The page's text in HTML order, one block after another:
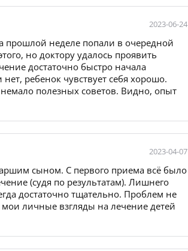
2023-06-24
прошлой неделе попали в очередной
но доктору удалось проявить
достаточно быстро начала
ребенок чувствует себя хорошо.
полезных советов. Видно, опыт
2023-04-07
сыном. С первого приема всё было
(судя по результатам). Лишнего
достаточно тщательно. Проблем не
личные взгляды на лечение детей